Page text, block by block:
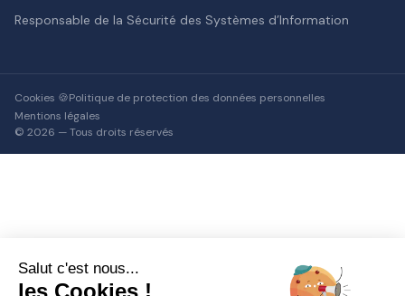
Responsable de la Sécurité des Systèmes d’Information
© 2026 — Tous droits réservés
Cookies 🍪Politique de protection des données personnelles
Mentions légales
Salut c'est nous...
les Cookies !